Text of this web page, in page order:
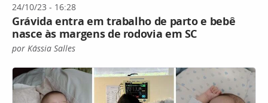
24/10/23 - 16:28
Grávida entra em trabalho de parto e bebê
nasce às margens de rodovia em SC
por Kássia Salles